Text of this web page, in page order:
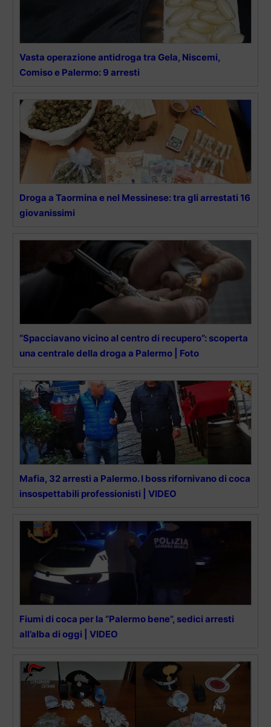
Vasta operazione antidroga tra Gela, Niscemi,
Comiso e Palermo: 9 arresti
Droga a Taormina e nel Messinese: tra gli arrestati 16
giovanissimi
“Spacciavano vicino al centro di recupero”: scoperta
una centrale della droga a Palermo | Foto
Mafia, 32 arresti a Palermo. I boss rifornivano di coca
insospettabili professionisti | VIDEO
Fiumi di coca per la “Palermo bene”, sedici arresti
all’alba di oggi | VIDEO